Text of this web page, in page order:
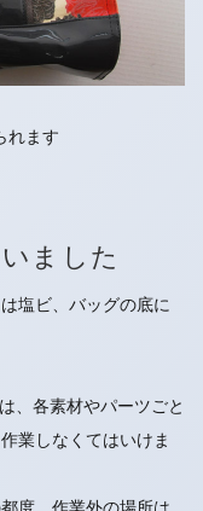
れます
ました
塩ビ、バッグの底に
、各素材やパーツごと
業しなくてはいけま
度、作業外の場所は